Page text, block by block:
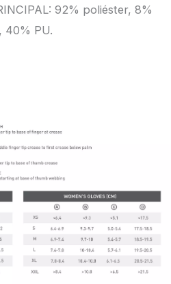
92% poliéster, 8%
40% PU.